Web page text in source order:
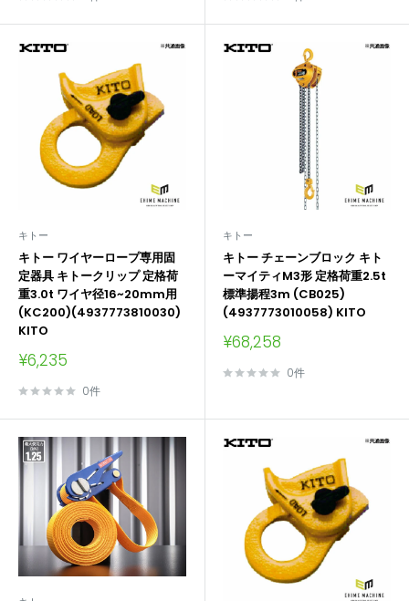
キトー
キトー ワイヤーロープ専用固
定器具 キトークリップ 定格荷
重3.0t ワイヤ径16~20mm用
(KC200)(4937773810030)
KITO
販
価
¥6,235
0件
キトー
キトー チェーンブロック キト
ーマイティM3形 定格荷重2.5t
標準揚程3m (CB025)
(4937773010058) KITO
販
価
¥68,258
0件